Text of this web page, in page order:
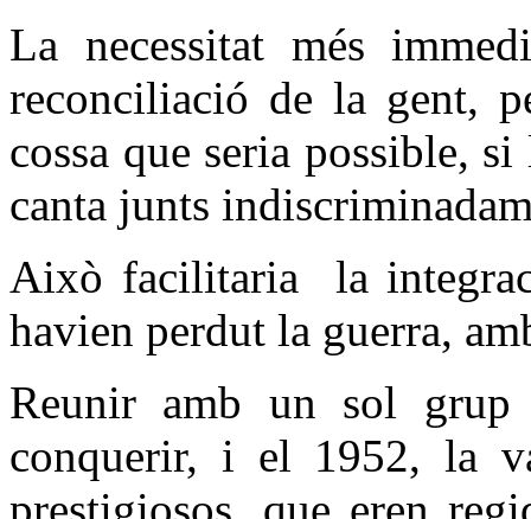
La necessitat més
reconciliació de la gent,
cossa que seria possible,
canta junts
Això facilitaria
la
havien perdut la guerra,
Reunir amb un sol
conquerir, i el 1952, la